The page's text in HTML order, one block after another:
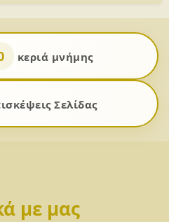
κεριά μνήμης
Σελίδας
με μας